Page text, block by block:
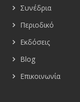
Συνέδρια
Περιοδικό
Εκδόσεις
Blog
Επικοινωνία